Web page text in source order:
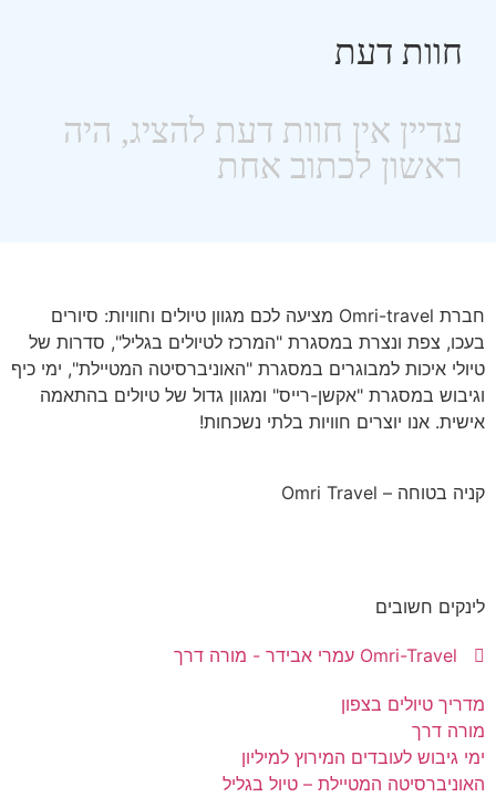
חוות דעת
חברת Omri-travel מציעה לכם מגוון טיולים וחוויות: סיורים
בעכו, צפת ונצרת במסגרת "המרכז לטיולים בגליל", סדרות של
טיולי איכות למבוגרים במסגרת "האוניברסיטה המטיילת", ימי כיף
וגיבוש במסגרת "אקשן-רייס" ומגוון גדול של טיולים בהתאמה
אישית. אנו יוצרים חוויות בלתי נשכחות!
קניה בטוחה – Omri Travel
לינקים חשובים
Omri-Travel עמרי אבידר - מורה דרך
מדריך טיולים בצפון
מורה דרך
ימי גיבוש לעובדים המירוץ למיליון
האוניברסיטה המטיילת – טיול בגליל